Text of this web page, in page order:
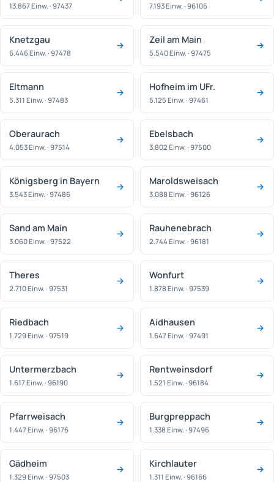
13.867 Einw. · 97437 7.193 Einw. · 96106
Knetzgau
6.446 Einw. · 97478
Zeil am Main
5.540 Einw. · 97475
Eltmann
5.311 Einw. · 97483
Hofheim im UFr.
5.125 Einw. · 97461
Oberaurach
4.053 Einw. · 97514
Ebelsbach
3.802 Einw. · 97500
Königsberg in Bayern
3.543 Einw. · 97486
Maroldsweisach
3.088 Einw. · 96126
Sand am Main
3.060 Einw. · 97522
Rauhenebrach
2.744 Einw. · 96181
Theres
2.710 Einw. · 97531
Wonfurt
1.878 Einw. · 97539
Riedbach
1.729 Einw. · 97519
Aidhausen
1.647 Einw. · 97491
Untermerzbach
1.617 Einw. · 96190
Rentweinsdorf
1.521 Einw. · 96184
Pfarrweisach
1.447 Einw. · 96176
Burgpreppach
1.338 Einw. · 97496
Gädheim
1.329 Einw. · 97503
Kirchlauter
1.311 Einw. · 96166